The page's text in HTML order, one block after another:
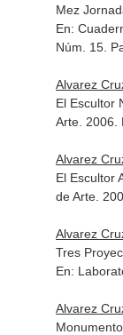
Mez
En:
Núm. 15.
Alvarez
El Escultor
Arte. 2006.
Alvarez
El Escultor
de Arte.
Alvarez
Tres
En:
Alvarez